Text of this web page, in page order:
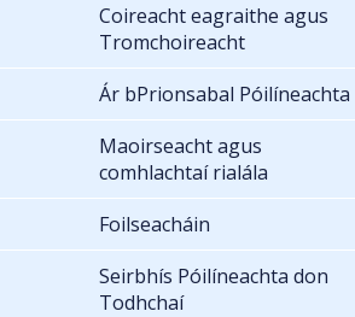
Coireacht eagraithe agus
Tromchoireacht
Ár bPrionsabal Póilíneachta
Maoirseacht agus
comhlachtaí rialála
Foilseacháin
Seirbhís Póilíneachta don
Todhchaí